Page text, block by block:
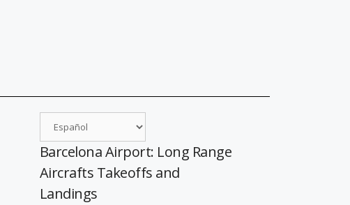
Barcelona Airport: Long Range
Aircrafts Takeoffs and
Landings